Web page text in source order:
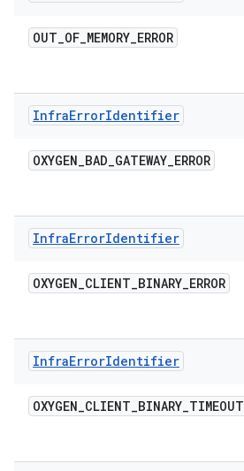
OUT_OF_MEMORY_ERROR
InfraErrorIdentifier
OXYGEN_BAD_GATEWAY_ERROR
InfraErrorIdentifier
OXYGEN_CLIENT_BINARY_ERROR
InfraErrorIdentifier
OXYGEN_CLIENT_BINARY_TIMEOUT